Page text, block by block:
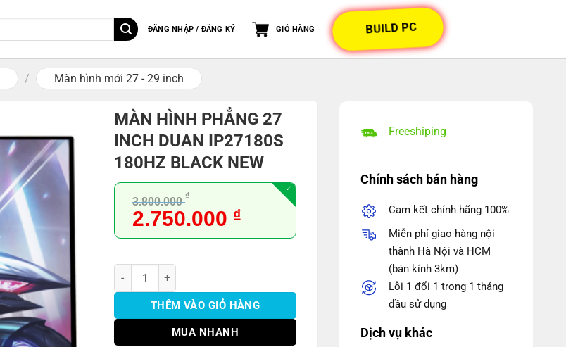
ĐĂNG NHẬP / ĐĂNG KÝ GIỎ HÀNG BUILD PC
/ Màn hình mới 27 - 29 inch
MÀN HÌNH PHẲNG 27
INCH DUAN IP27180S
180HZ BLACK NEW
3.800.000₫
Giá
gốc
3.800.000 ₫.
2.750.000 ₫
hiện
MÀN HÌNH PHẲNG 27 INCH DUAN IP27180S 180HZ BLACK NEW số lượng
THÊM VÀO GIỎ HÀNG
MUA NHANH
Freeshiping
Chính sách bán hàng
Cam kết chính hãng 100%
Miễn phí giao hàng nội
thành Hà Nội và HCM
(bán kính 3km)
Lỗi 1 đổi 1 trong 1 tháng
đầu sử dụng
Dịch vụ khác